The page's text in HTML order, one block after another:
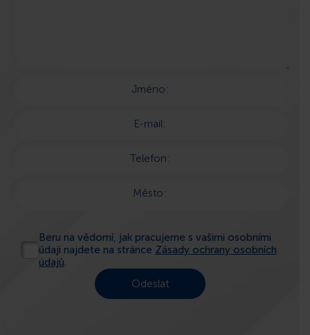
Jméno:
E-mail:
Telefon:
Město:
Beru na vědomí, jak pracujeme s vašimi osobními
údaji najdete na stránce Zásady ochrany osobních
údajů.